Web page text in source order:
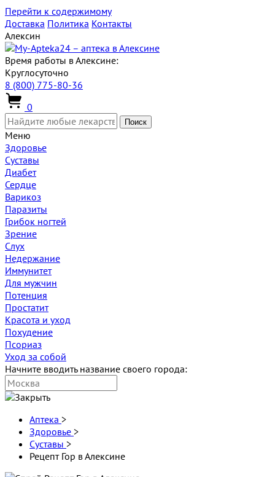
Перейти к содержимому
Доставка Политика Контакты
Алексин
Время работы в Алексине:
Круглосуточно
8 (800) 775-80-36
0
Поиск
Меню
Здоровье
Суставы
Диабет
Сердце
Варикоз
Паразиты
Грибок ногтей
Зрение
Слух
Недержание
Иммунитет
Для мужчин
Потенция
Простатит
Красота и уход
Похудение
Псориаз
Уход за собой
Начните вводить название своего города:
Аптека >
Здоровье >
Суставы >
Рецепт Гор в Алексине